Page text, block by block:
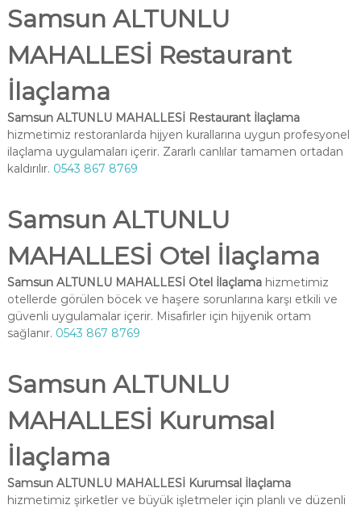
Samsun ALTUNLU
MAHALLESİ Restaurant
İlaçlama
Samsun ALTUNLU MAHALLESİ Restaurant İlaçlama
hizmetimiz restoranlarda hijyen kurallarına uygun profesyonel
ilaçlama uygulamaları içerir. Zararlı canlılar tamamen ortadan
kaldırılır. 0543 867 8769
Samsun ALTUNLU
MAHALLESİ Otel İlaçlama
Samsun ALTUNLU MAHALLESİ Otel İlaçlamahizmetimiz
otellerde görülen böcek ve haşere sorunlarına karşı etkili ve
güvenli uygulamalar içerir. Misafirler için hijyenik ortam
sağlanır. 0543 867 8769
Samsun ALTUNLU
MAHALLESİ Kurumsal
İlaçlama
Samsun ALTUNLU MAHALLESİ Kurumsal İlaçlama
hizmetimiz şirketler ve büyük işletmeler için planlı ve düzenli